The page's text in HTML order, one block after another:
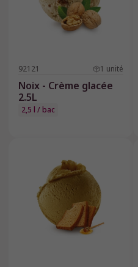
92121 1 unité
Noix - Crème glacée
2.5L
2,5 l / bac